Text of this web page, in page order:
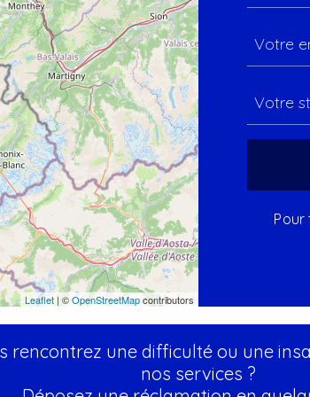
Leaflet | ©OpenStreetMapcontributors
Pour
rencontrez une difficulté ou une
nos services ?